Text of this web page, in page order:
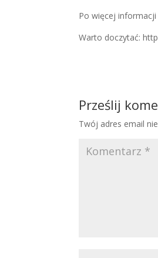
Po więcej
Warto doczytać:
Prześlij
Twój adres email